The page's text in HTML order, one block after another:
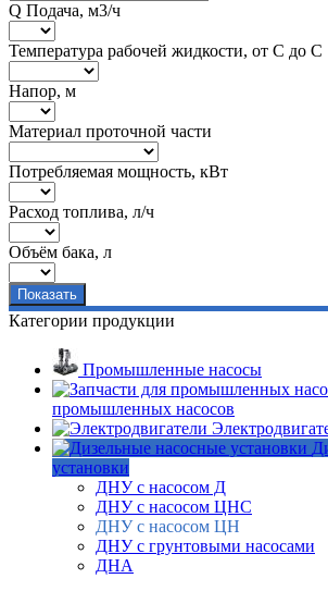
Q Подача, м3/ч
Температура рабочей жидкости, от С до С
Напор, м
Материал проточной части
Потребляемая мощность, кВт
Расход топлива, л/ч
Объём бака, л
Категории продукции
Промышленные насосы
промышленных насосов
установки
ДНУ с насосом Д
ДНУ с насосом ЦНС
ДНУ с насосом ЦН
ДНУ с грунтовыми насосами
ДНА